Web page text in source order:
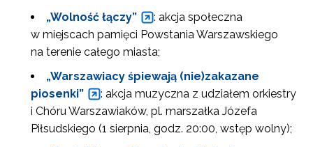
„Wolność łączy”
: akcja społeczna
w miejscach pamięci Powstania Warszawskiego
na terenie całego miasta;
„Warszawiacy śpiewają (nie)zakazane
piosenki”
: akcja muzyczna z udziałem orkiestry
i Chóru Warszawiaków, pl. marszałka Józefa
Piłsudskiego (1 sierpnia, godz. 20:00, wstęp wolny);